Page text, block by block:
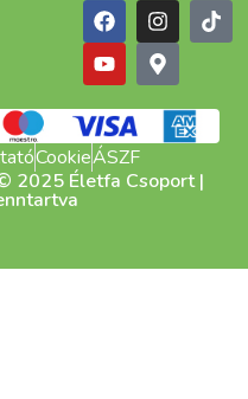
CookieÁSZF
2025 Életfa Csoport |